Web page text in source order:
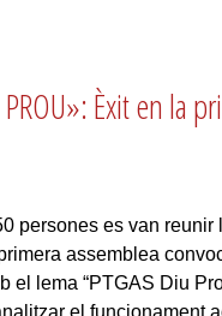
Èxit en la
persones es van reunir
assemblea
el lema “PTGAS Diu